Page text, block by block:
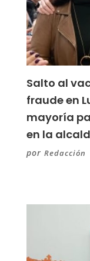
Salto al
fraude en
mayoría
en la
por Redacción